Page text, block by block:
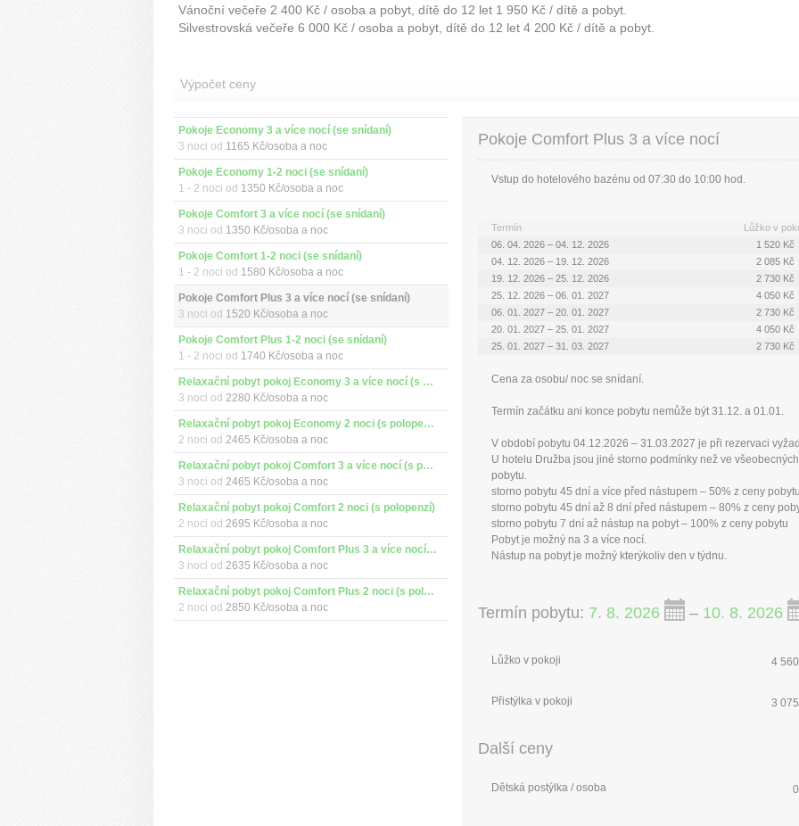
Vánoční večeře 2 400 Kč / osoba a pobyt, dítě do 12 let 1 950 Kč / dítě a pobyt.
Silvestrovská večeře 6 000 Kč / osoba a pobyt, dítě do 12 let 4 200 Kč / dítě a pobyt.
Výpočet ceny
Pokoje Economy 3 a více nocí (se snídaní)
3 noci od 1165 Kč/osoba a noc
Pokoje Economy 1-2 noci (se snídaní)
1 - 2 noci od 1350 Kč/osoba a noc
Pokoje Comfort 3 a více nocí (se snídaní)
3 noci od 1350 Kč/osoba a noc
Pokoje Comfort 1-2 noci (se snídaní)
1 - 2 noci od 1580 Kč/osoba a noc
Pokoje Comfort Plus 3 a více nocí (se snídaní)
3 noci od 1520 Kč/osoba a noc
Pokoje Comfort Plus 1-2 noci (se snídaní)
1 - 2 noci od 1740 Kč/osoba a noc
Relaxační pobyt pokoj Economy 3 a více nocí (s polopenzí)
3 noci od 2280 Kč/osoba a noc
Relaxační pobyt pokoj Economy 2 noci (s polopenzí)
2 noci od 2465 Kč/osoba a noc
Relaxační pobyt pokoj Comfort 3 a více nocí (s polopenzí)
3 noci od 2465 Kč/osoba a noc
Relaxační pobyt pokoj Comfort 2 noci (s polopenzí)
2 noci od 2695 Kč/osoba a noc
Relaxační pobyt pokoj Comfort Plus 3 a více nocí (s polopenzí)
3 noci od 2635 Kč/osoba a noc
Relaxační pobyt pokoj Comfort Plus 2 noci (s polopenzí)
2 noci od 2850 Kč/osoba a noc
Pokoje Comfort Plus 3 a více nocí
Vstup do hotelového bazénu od 07:30 do 10:00 hod.
Termín
Lůžko v
06. 04. 2026 – 04. 12. 2026
1 520 Kč
04. 12. 2026 – 19. 12. 2026
2 085 Kč
19. 12. 2026 – 25. 12. 2026
2 730 Kč
25. 12. 2026 – 06. 01. 2027
4 050 Kč
06. 01. 2027 – 20. 01. 2027
2 730 Kč
20. 01. 2027 – 25. 01. 2027
4 050 Kč
25. 01. 2027 – 31. 03. 2027
2 730 Kč
Cena za osobu/ noc se snídaní.
Termín začátku ani konce pobytu nemůže být 31.12. a 01.01.
V období pobytu 04.12.2026 – 31.03.2027 je při rezervaci
U hotelu Družba jsou jiné storno podmínky než ve
pobytu.
storno pobytu 45 dní a více před nástupem – 50% z ceny
storno pobytu 45 dní až 8 dní před nástupem – 80% z ceny
storno pobytu 7 dní až nástup na pobyt – 100% z ceny pobytu
Pobyt je možný na 3 a více nocí.
Nástup na pobyt je možný kterýkoliv den v týdnu.
Termín pobytu: 7. 8. 2026 – 10. 8. 2026
Lůžko v pokoji 4
Přistýlka v pokoji 3
Další ceny
Dětská postýlka / osoba